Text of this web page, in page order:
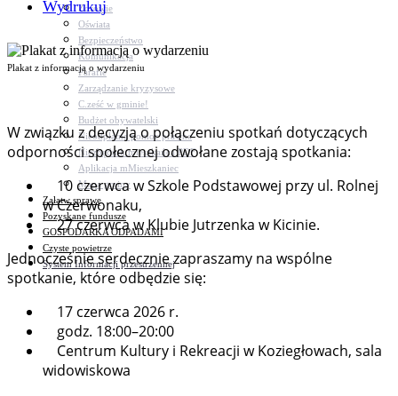
Zdrowie
Oświata
Bezpieczeństwo
Komunikacja
Parafie
Zarządzanie kryzysowe
C.ześć w gminie!
Budżet obywatelski
Nieodpłatna pomoc prawna
Niezbędnik mieszkańca PDF
Aplikacja mMieszkaniec
Mapa gminy
Załatw sprawę
Pozyskane fundusze
GOSPODARKA ODPADAMI
Czyste powietrze
System Informacji przestrzennej
Wydrukuj
Plakat z informacją o wydarzeniu
W związku z decyzją o połączeniu spotkań dotyczących
odporności społecznej odwołane zostają spotkania:
10 czerwca w Szkole Podstawowej przy ul. Rolnej
w Czerwonaku,
27 czerwca w Klubie Jutrzenka w Kicinie.
Jednocześnie serdecznie zapraszamy na wspólne
spotkanie, które odbędzie się:
17 czerwca 2026 r.
godz. 18:00–20:00
Centrum Kultury i Rekreacji w Koziegłowach, sala
widowiskowa